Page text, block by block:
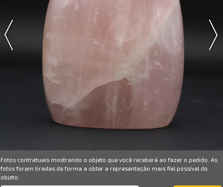
Fotos contratuais mostrando o objeto que você receberá ao fazer o pedido. As
fotos foram tiradas de forma a obter a representação mais fiel possível do
objeto.